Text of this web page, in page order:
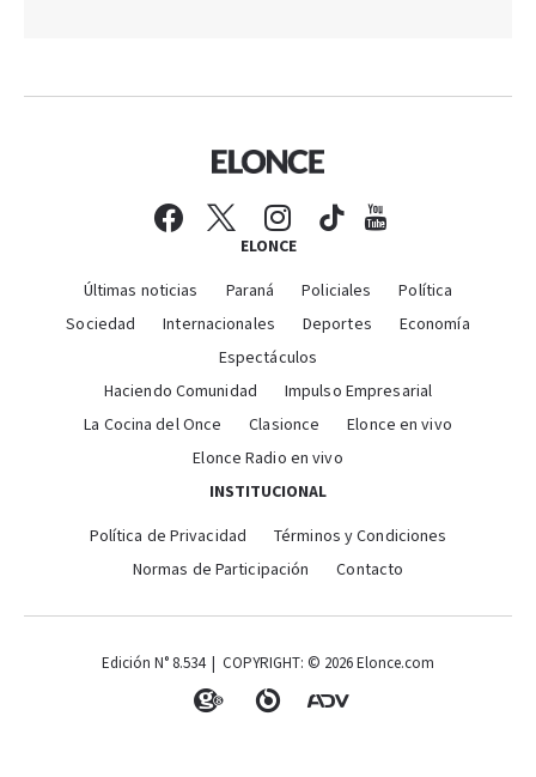
ELONCE
Últimas noticias Paraná Policiales
Política
Sociedad
Internacionales Deportes
Economía
Espectáculos
Haciendo Comunidad
Impulso Empresarial
La Cocina del Once
Clasionce
Elonce en vivo
Elonce Radio en vivo
INSTITUCIONAL
Política de Privacidad
Términos y Condiciones
Normas de Participación
Contacto
Edición N° 8.534 | COPYRIGHT: © 2026 Elonce.com